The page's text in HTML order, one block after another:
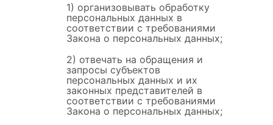
1) организовывать обработку
персональных данных в
соответствии с требованиями
Закона о персональных данных;
2) отвечать на обращения и
запросы субъектов
персональных данных и их
законных представителей в
соответствии с требованиями
Закона о персональных данных;